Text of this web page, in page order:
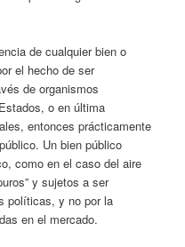
de cualquier bien o
el hecho de ser
de organismos
o en última
entonces prácticamente
Un bien público
como en el caso del aire
y sujetos a ser
políticas, y no por la
en el mercado.